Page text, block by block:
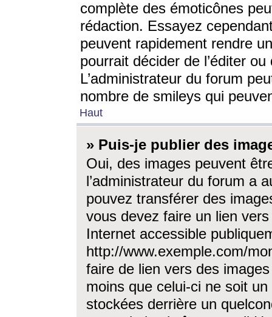
complète des émoticônes
rédaction. Essayez
peuvent rapidement rendre
pourrait décider de l’éditer
L’administrateur du forum
nombre de smileys qui
Haut
» Puis-je publier des
Oui, des images peuvent
l’administrateur du forum a
pouvez transférer des
vous devez faire un lien
Internet accessible
http://www.exemple.com/
faire de lien vers des
moins que celui-ci ne soit
stockées derrière un